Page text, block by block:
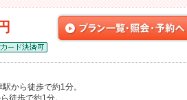
から徒歩で約1分。
徒歩で約1分。